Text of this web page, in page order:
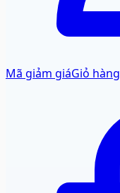
Mã giảm giáGiỏ hàng